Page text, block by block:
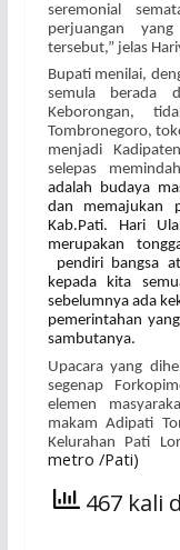
seremonial
perjuangan
tersebut,”jelas
Bupati menilai,
semula berada
Keborongan,
Tombronegoro,
menjadi
selepas
adalah budaya
dan memajukan
Kab.Pati. Hari
merupakan
pendiri bangsa
kepada kita
sebelumnya ada
pemerintahan
sambutanya.
Upacara yang
segenap
elemen
makam Adipati
Kelurahan Pati
metro /Pati)
467 kali